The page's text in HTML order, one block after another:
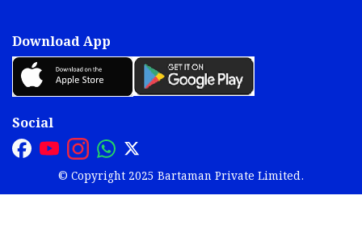
Download App
Social
© Copyright 2025 Bartaman Private Limited.